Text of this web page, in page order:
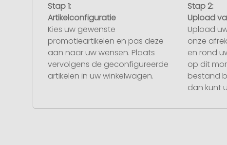
Stap 1:
Artikelconfiguratie
Kies uw gewenste
promotieartikelen en pas deze
aan naar uw wensen. Plaats
vervolgens de geconfigureerde
artikelen in uw winkelwagen.
Stap 2:
Upload
Upload
onze
en rond
op dit
bestand
dan kunt